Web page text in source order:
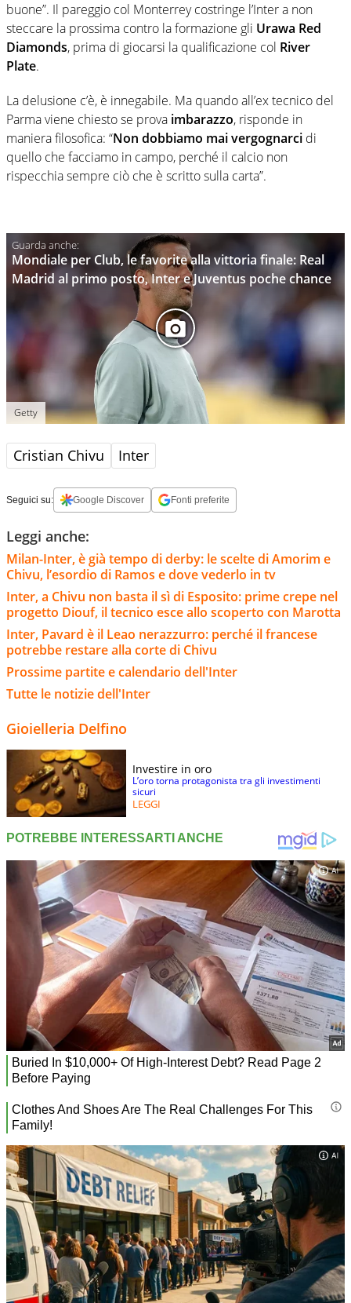
buone”. Il pareggio col Monterrey costringe l’Inter a non
steccare la prossima contro la formazione gli Urawa Red
Diamonds, prima di giocarsi la qualificazione col River
Plate.
La delusione c’è, è innegabile. Ma quando all’ex tecnico del
Parma viene chiesto se prova imbarazzo, risponde in
maniera filosofica: “Non dobbiamo mai vergognarci di
quello che facciamo in campo, perché il calcio non
rispecchia sempre ciò che è scritto sulla carta”.
Mondiale per Club, le favorite alla vittoria finale: Real
Madrid al primo posto, Inter e Juventus poche chance
Getty
Cristian Chivu Inter
Seguici su: Google Discover Fonti preferite
Leggi anche:
Milan-Inter, è già tempo di derby: le scelte di Amorim e
Chivu, l’esordio di Ramos e dove vederlo in tv
Inter, a Chivu non basta il sì di Esposito: prime crepe nel
progetto Diouf, il tecnico esce allo scoperto con Marotta
Inter, Pavard è il Leao nerazzurro: perché il francese
potrebbe restare alla corte di Chivu
Prossime partite e calendario dell'Inter
Tutte le notizie dell'Inter
Gioielleria Delfino
Investire in oro
L’oro torna protagonista tra gli investimenti
sicuri
LEGGI